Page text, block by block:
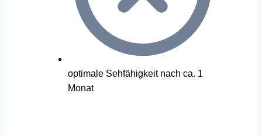
optimale Sehfähigkeit nach ca. 1
Monat